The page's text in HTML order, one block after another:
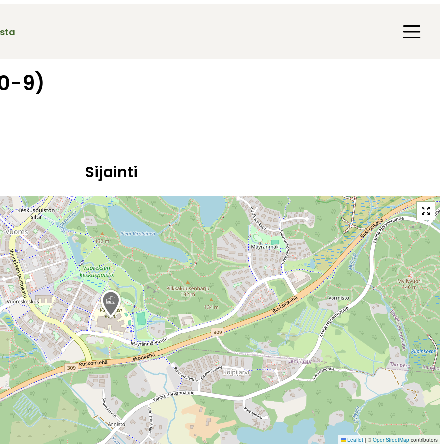
9)
Sijainti
Leaflet | © OpenStreetMap contributors